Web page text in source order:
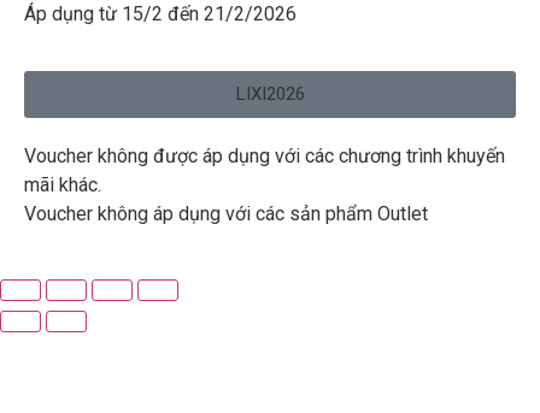
Áp dụng từ 15/2 đến 21/2/2026
LIXI2026
Voucher không được áp dụng với các chương trình khuyến
mãi khác.
Voucher không áp dụng với các sản phẩm Outlet